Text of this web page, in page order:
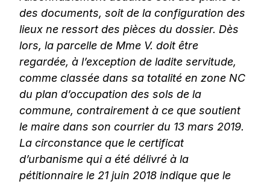
des documents, soit de la configuration des
lieux ne ressort des pièces du dossier. Dès
lors, la parcelle de Mme V. doit être
regardée, à l’exception de ladite servitude,
comme classée dans sa totalité en zone NC
du plan d’occupation des sols de la
commune, contrairement à ce que soutient
le maire dans son courrier du 13 mars 2019.
La circonstance que le certificat
d’urbanisme qui a été délivré à la
pétitionnaire le 21 juin 2018 indique que le